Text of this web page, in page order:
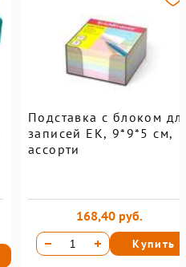
Подставка с блоком
записей EK, 9*9*5 см,
ассорти
168,40 руб.
Купить